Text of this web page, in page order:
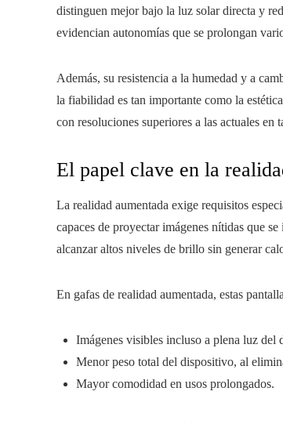
distinguen mejor bajo la luz solar directa y
evidencian autonomías que se prolongan
Además, su resistencia a la humedad y a
la fiabilidad es tan importante como la
con resoluciones superiores a las actuales en
El papel clave en la
La realidad aumentada exige requisitos
capaces de proyectar imágenes nítidas que
alcanzar altos niveles de brillo sin generar
En gafas de realidad aumentada, estas
Imágenes visibles incluso a plena luz del
Menor peso total del dispositivo, al
Mayor comodidad en usos prolongados.